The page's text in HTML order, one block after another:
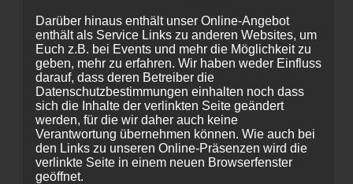
Darüber hinaus enthält unser Online-Angebot
enthält als Service Links zu anderen Websites, um
Euch z.B. bei Events und mehr die Möglichkeit zu
geben, mehr zu erfahren. Wir haben weder Einfluss
darauf, dass deren Betreiber die
Datenschutzbestimmungen einhalten noch dass
sich die Inhalte der verlinkten Seite geändert
werden, für die wir daher auch keine
Verantwortung übernehmen können. Wie auch bei
den Links zu unseren Online-Präsenzen wird die
verlinkte Seite in einem neuen Browserfenster
geöffnet.